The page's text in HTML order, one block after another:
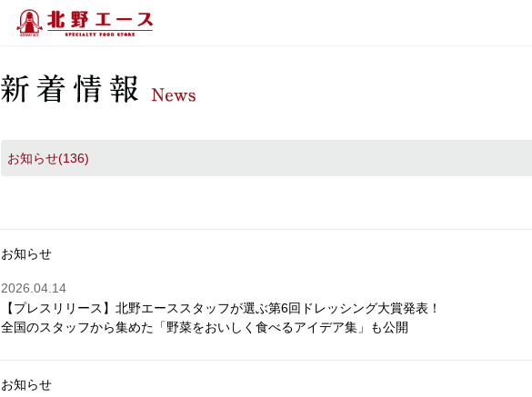
お知らせ(136)
お知らせ
2026.04.14
【プレスリリース】北野エーススタッフが選ぶ第6回ドレッシング大賞発表！
全国のスタッフから集めた「野菜をおいしく食べるアイデア集」も公開
お知らせ